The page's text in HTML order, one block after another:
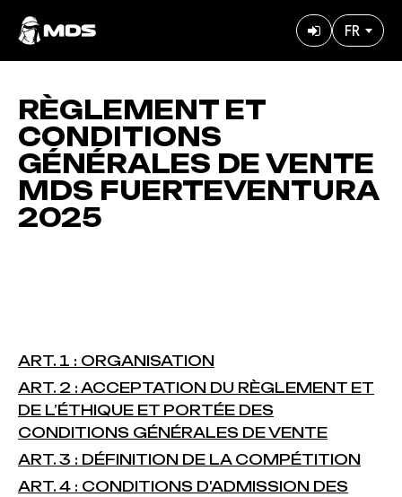
User
FR
RÈGLEMENT ET
CONDITIONS
GÉNÉRALES DE VENTE
MDS FUERTEVENTURA
2025
ART. 1 : ORGANISATION
ART. 2 : ACCEPTATION DU RÈGLEMENT ET
DE L’ÉTHIQUE ET PORTÉE DES
CONDITIONS GÉNÉRALES DE VENTE
ART. 3 : DÉFINITION DE LA COMPÉTITION
ART. 4 : CONDITIONS D'ADMISSION DES